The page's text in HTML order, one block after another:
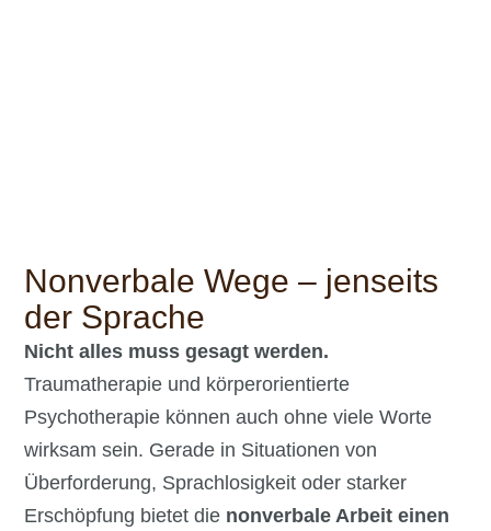
Nonverbale Wege – jenseits
der Sprache
Nicht alles muss gesagt werden.
Traumatherapie und körperorientierte
Psychotherapie können auch ohne viele Worte
wirksam sein. Gerade in Situationen von
Überforderung, Sprachlosigkeit oder starker
Erschöpfung bietet die nonverbale Arbeit einen